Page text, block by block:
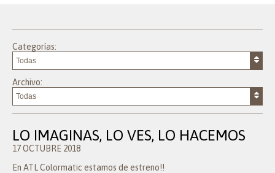
Categorías:
Archivo:
LO IMAGINAS, LO VES, LO HACEMOS
17 OCTUBRE 2018
En ATL Colormatic estamos de estreno!!